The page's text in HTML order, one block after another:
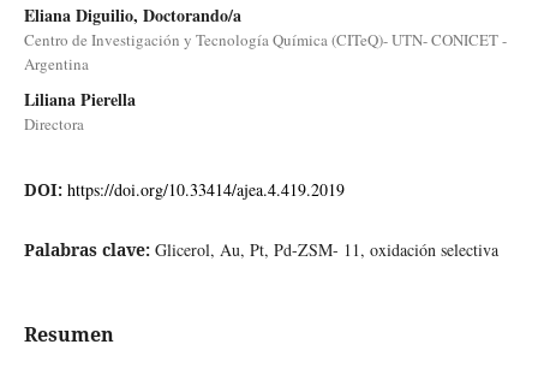
Eliana Diguilio, Doctorando/a
Centro de Investigación y Tecnología Química (CITeQ)- UTN- CONICET -
Argentina
Liliana Pierella
Directora
DOI: https://doi.org/10.33414/ajea.4.419.2019
Palabras clave: Glicerol, Au, Pt, Pd-ZSM- 11, oxidación selectiva
Resumen